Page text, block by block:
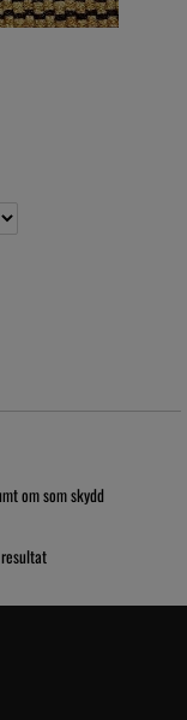
om som skydd